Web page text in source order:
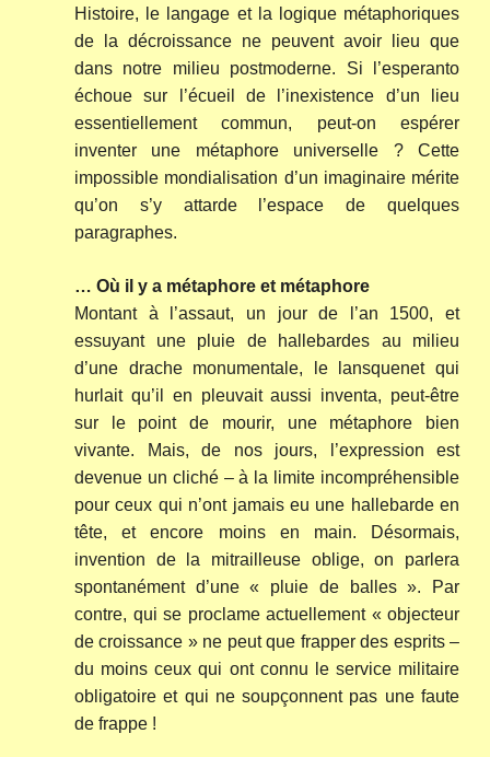
Histoire, le langage et la logique métaphoriques
de la décroissance ne peuvent avoir lieu que
dans notre milieu postmoderne. Si l’esperanto
échoue sur l’écueil de l’inexistence d’un lieu
essentiellement commun, peut-on espérer
inventer une métaphore universelle ? Cette
impossible mondialisation d’un imaginaire mérite
qu’on s’y attarde l’espace de quelques
paragraphes.
… Où il y a métaphore et métaphore
Montant à l’assaut, un jour de l’an 1500, et
essuyant une pluie de hallebardes au milieu
d’une drache monumentale, le lansquenet qui
hurlait qu’il en pleuvait aussi inventa, peut-être
sur le point de mourir, une métaphore bien
vivante. Mais, de nos jours, l’expression est
devenue un cliché – à la limite incompréhensible
pour ceux qui n’ont jamais eu une hallebarde en
tête, et encore moins en main. Désormais,
invention de la mitrailleuse oblige, on parlera
spontanément d’une « pluie de balles ». Par
contre, qui se proclame actuellement « objecteur
de croissance » ne peut que frapper des esprits –
du moins ceux qui ont connu le service militaire
obligatoire et qui ne soupçonnent pas une faute
de frappe !